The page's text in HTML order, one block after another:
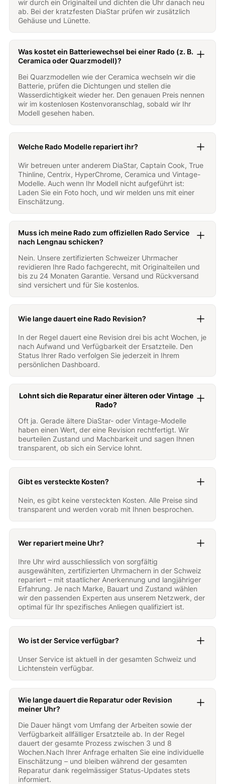
wir durch ein Originalteil und dichten die Uhr danach neu
ab. Bei der kratzfesten DiaStar prüfen wir zusätzlich
Gehäuse und Lünette.
Was kostet ein Batteriewechsel bei einer Rado (z. B.
Ceramica oder Quarzmodell)?
Bei Quarzmodellen wie der Ceramica wechseln wir die
Batterie, prüfen die Dichtungen und stellen die
Wasserdichtigkeit wieder her. Den genauen Preis nennen
wir im kostenlosen Kostenvoranschlag, sobald wir Ihr
Modell gesehen haben.
Welche Rado Modelle repariert ihr?
Wir betreuen unter anderem DiaStar, Captain Cook, True
Thinline, Centrix, HyperChrome, Ceramica und Vintage-
Modelle. Auch wenn Ihr Modell nicht aufgeführt ist:
Laden Sie ein Foto hoch, und wir melden uns mit einer
Einschätzung.
Muss ich meine Rado zum offiziellen Rado Service
nach Lengnau schicken?
Nein. Unsere zertifizierten Schweizer Uhrmacher
revidieren Ihre Rado fachgerecht, mit Originalteilen und
bis zu 24 Monaten Garantie. Versand und Rückversand
sind versichert und für Sie kostenlos.
Wie lange dauert eine Rado Revision?
In der Regel dauert eine Revision drei bis acht Wochen, je
nach Aufwand und Verfügbarkeit der Ersatzteile. Den
Status Ihrer Rado verfolgen Sie jederzeit in Ihrem
persönlichen Dashboard.
Lohnt sich die Reparatur einer älteren oder Vintage
Rado?
Oft ja. Gerade ältere DiaStar- oder Vintage-Modelle
haben einen Wert, der eine Revision rechtfertigt. Wir
beurteilen Zustand und Machbarkeit und sagen Ihnen
transparent, ob sich ein Service lohnt.
Gibt es versteckte Kosten?
Nein, es gibt keine versteckten Kosten. Alle Preise sind
transparent und werden vorab mit Ihnen besprochen.
Wer repariert meine Uhr?
Ihre Uhr wird ausschliesslich von sorgfältig
ausgewählten, zertifizierten Uhrmachern in der Schweiz
repariert – mit staatlicher Anerkennung und langjähriger
Erfahrung. Je nach Marke, Bauart und Zustand wählen
wir den passenden Experten aus unserem Netzwerk, der
optimal für Ihr spezifisches Anliegen qualifiziert ist.
Wo ist der Service verfügbar?
Unser Service ist aktuell in der gesamten Schweiz und
Lichtenstein verfügbar.
Wie lange dauert die Reparatur oder Revision
meiner Uhr?
Die Dauer hängt vom Umfang der Arbeiten sowie der
Verfügbarkeit allfälliger Ersatzteile ab. In der Regel
dauert der gesamte Prozess zwischen 3 und 8
Wochen.Nach Ihrer Anfrage erhalten Sie eine individuelle
Einschätzung – und bleiben während der gesamten
Reparatur dank regelmässiger Status-Updates stets
informiert.